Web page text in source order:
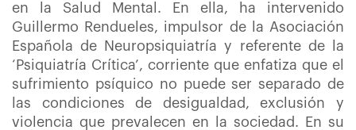
en la Salud Mental. En ella, ha intervenido
Guillermo Rendueles, impulsor de la Asociación
Española de Neuropsiquiatría y referente de la
‘Psiquiatría Crítica’, corriente que enfatiza que el
sufrimiento psíquico no puede ser separado de
las condiciones de desigualdad, exclusión y
violencia que prevalecen en la sociedad. En su